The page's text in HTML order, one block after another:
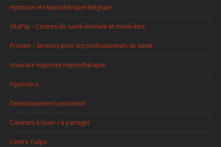
Hypnose et Hypnothérapie Belgique
VitaPsy – Centres de santé mentale et mieux-être
Privium – Services pour les professionnels de santé
Annuaire Hypnose Hypnothérapie
Hypnotica
Développement personnel
Cabinets à louer / à partager
Centre Tulipe